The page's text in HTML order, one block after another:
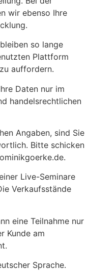
wir ebenso Ihre
so lange
Plattform
auffordern.
Daten nur im
handelsrechtlichen
Angaben, sind Sie
Bitte schicken
Live-Seminare
Verkaufsstände
eine Teilnahme nur
Kunde am
Sprache.